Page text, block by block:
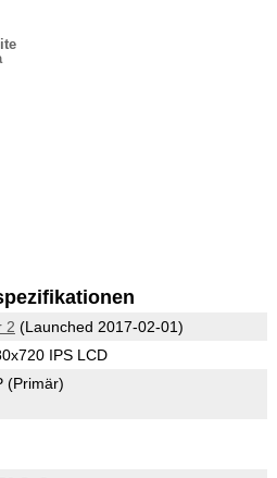
2 (Launched 2017-02-01)
IPS LCD
(Primär)